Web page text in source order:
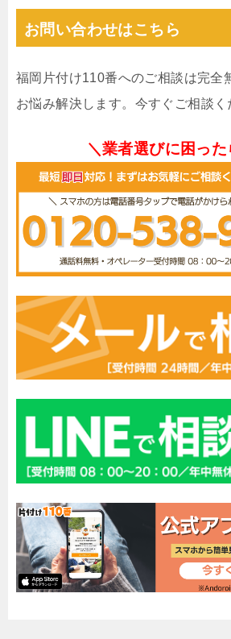
お問い合わせはこちら
福岡片付け110番へのご相談は完全
お悩み解決します。今すぐご相談く
＼業者選びに困っ